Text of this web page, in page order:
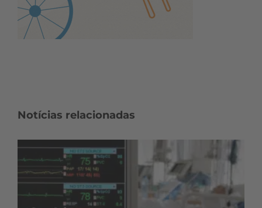
Notícias relacionadas